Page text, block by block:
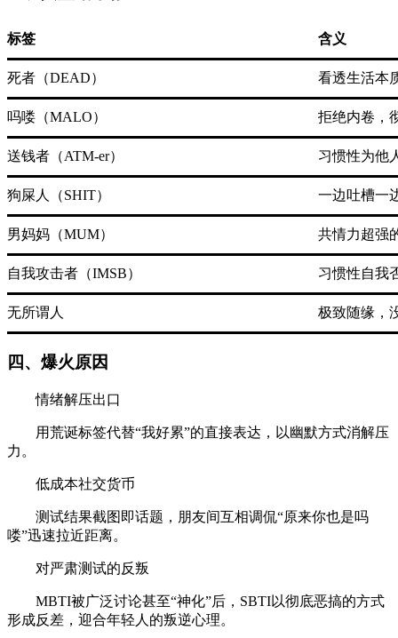
标签 含义
死者（DEAD） 看透生活本
吗喽（MALO） 拒绝内卷，
送钱者（ATM-er） 习惯性为他
狗屎人（SHIT） 一边吐槽一
男妈妈（MUM） 共情力超强
自我攻击者（IMSB） 习惯性自我
无所谓人 极致随缘，
四、爆火原因
情绪解压出口
用荒诞标签代替“我好累”的直接表达，以幽默方式消解压
力。
低成本社交货币
测试结果截图即话题，朋友间互相调侃“原来你也是吗
喽”迅速拉近距离。
对严肃测试的反叛
MBTI被广泛讨论甚至“神化”后，SBTI以彻底恶搞的方式
形成反差，迎合年轻人的叛逆心理。